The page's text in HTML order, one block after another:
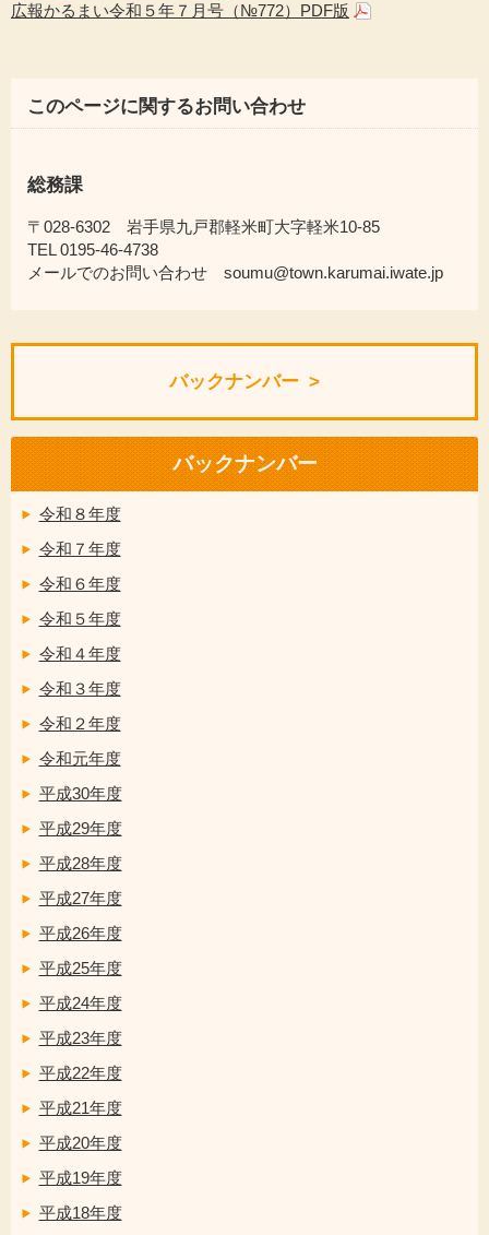
広報かるまい令和５年７月号（№772）PDF版
このページに関するお問い合わせ
総務課
〒028-6302 岩手県九戸郡軽米町大字軽米10-85
TEL 0195-46-4738
メールでのお問い合わせ soumu@town.karumai.iwate.jp
バックナンバー
バックナンバー
令和８年度
令和７年度
令和６年度
令和５年度
令和４年度
令和３年度
令和２年度
令和元年度
平成30年度
平成29年度
平成28年度
平成27年度
平成26年度
平成25年度
平成24年度
平成23年度
平成22年度
平成21年度
平成20年度
平成19年度
平成18年度